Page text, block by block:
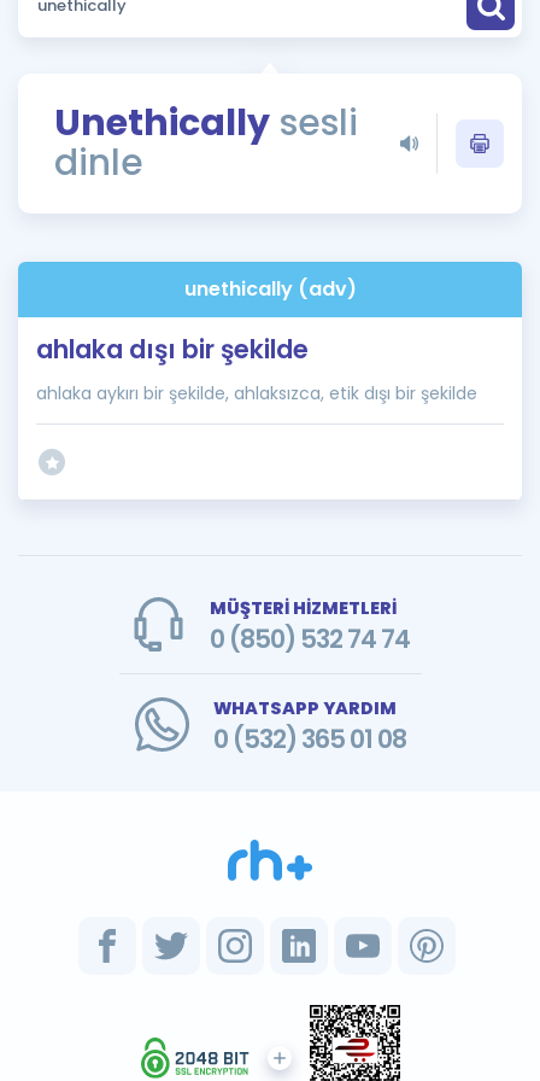
Puan Hesaplama
ÖSYM Sınav Takvimi
Kampanyalar
İngilizce Gramer
Unethically sesli
dinle
unethically (adv)
ahlaka dışı bir şekilde
ahlaka aykırı bir şekilde, ahlaksızca, etik dışı bir şekilde
MÜŞTERİ HİZMETLERİ
0 (850) 532 74 74
WHATSAPP YARDIM
0 (532) 365 01 08